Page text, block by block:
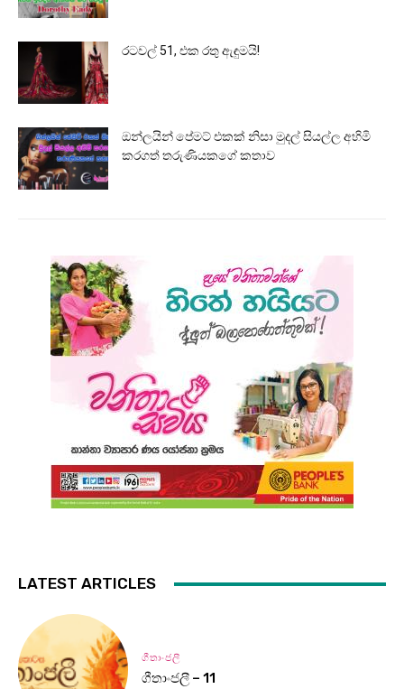
රටවල් 51, එක රතු ඇඳුමයි!
ඔන්ලයින් පේමට් එකක් නිසා මුදල් සියල්ල අහිමි
කරගත් තරුණියකගේ කතාව
LATEST ARTICLES
ගීතාංජලී
ගීතාංජලී – 11